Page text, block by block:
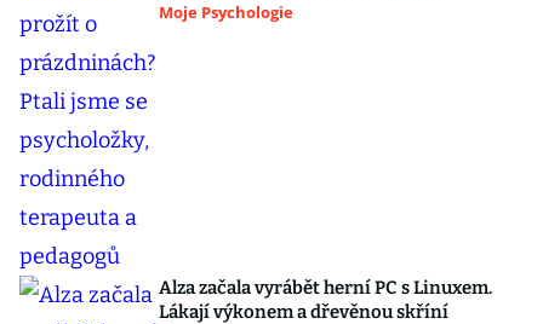
Moje Psychologie
Alza začala vyrábět herní PC s Linuxem.
Lákají výkonem a dřevěnou skříní